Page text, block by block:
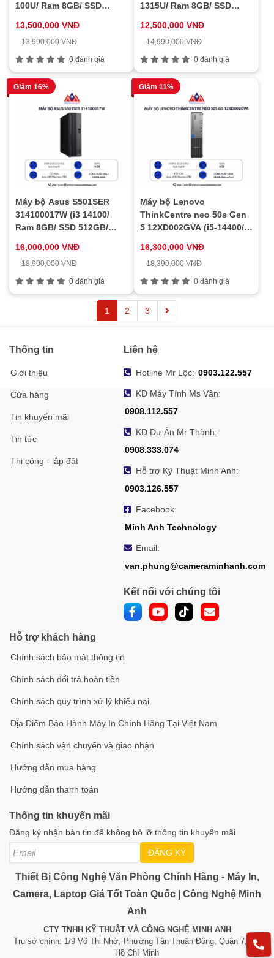
100U/ Ram 8GB/ SSD
13,500,000 VNĐ
13,990,000 VNĐ
0 đánh giá
1315U/ Ram 8GB/ SSD
12,500,000 VNĐ
14,990,000 VNĐ
0 đánh giá
Giảm 16%
Máy bộ Asus S501SER
314100017W (i3 14100/
Ram 8GB/ SSD 512GB/
16,000,000 VNĐ
18,990,000 VNĐ
0 đánh giá
Giảm 11%
Máy bộ Lenovo
ThinkCentre neo 50s Gen
5 12XD002GVA (i5-14400/
16,300,000 VNĐ
18,390,000 VNĐ
0 đánh giá
1 2 3
Thông tin
Giới thiệu
Cửa hàng
Tin khuyến mãi
Tin tức
Thi công - lắp đặt
Liên hệ
Hotline Mr Lộc: 0903.122.557
KD Máy Tính Ms Vân:
0908.112.557
KD Dự Án Mr Thành:
0908.333.074
Hỗ trợ Kỹ Thuật Minh Anh:
0903.126.557
Facebook:
Minh Anh Technology
Email:
van.phung@cameraminhanh.com
Kết nối với chúng tôi
Hỗ trợ khách hàng
Chính sách bảo mật thông tin
Chính sách đổi trả hoàn tiền
Chính sách quy trình xử lý khiếu nại
Địa Điểm Bảo Hành Máy In Chính Hãng Tại Việt Nam
Chính sách vận chuyển và giao nhận
Hướng dẫn mua hàng
Hướng dẫn thanh toán
Thông tin khuyến mãi
Đăng ký nhận bản tin để không bỏ lỡ thông tin khuyến mãi
ĐĂNG KÝ
Thiết Bị Công Nghệ Văn Phòng Chính Hãng - Máy In,
Camera, Laptop Giá Tốt Toàn Quốc | Công Nghệ Minh
Anh
CTY TNHH KỸ THUẬT VÀ CÔNG NGHỆ MINH ANH
Trụ sở chính: 1/9 Võ Thị Nhờ, Phường Tân Thuận Đông, Quận 7, TP.
Hồ Chí Minh